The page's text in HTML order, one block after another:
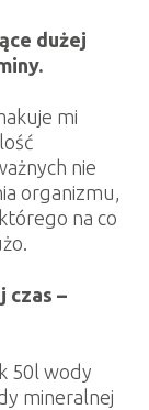
dużej
mi
nie
organizmu,
na co
czas –
50l wody
mineralnej